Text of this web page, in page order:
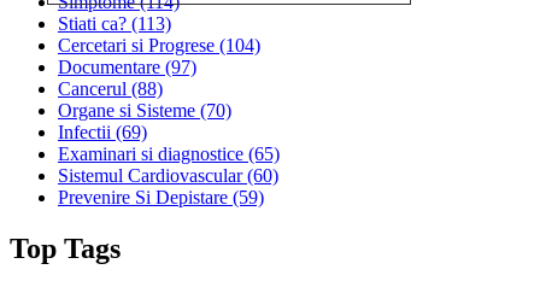
Stiati ca? (113)
Cercetari si Progrese (104)
Documentare (97)
Cancerul (88)
Organe si Sisteme (70)
Infectii (69)
Examinari si diagnostice (65)
Sistemul Cardiovascular(60)
Prevenire Si Depistare (59)
Top Tags